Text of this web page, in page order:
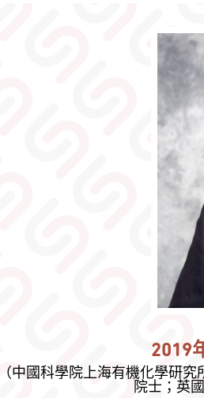
2019
中國科學院上海有機化學研
院士；英